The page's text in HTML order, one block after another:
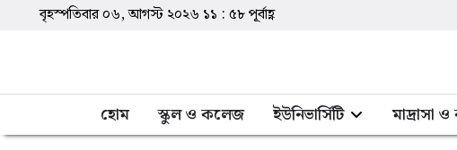
বৃহস্পতিবার ০৬, আগস্ট ২০২৬ ১১ : ৫৮পূর্বাহ্ণ
হোম স্কুল ও কলেজ ইউনিভার্সিটি মাদ্রাসা